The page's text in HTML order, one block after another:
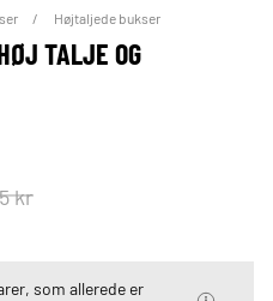
Højtaljede bukser
TALJE OG
kr
som allerede er